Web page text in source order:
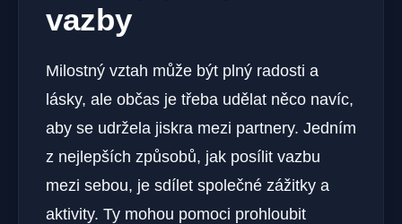
vazby
Milostný vztah může být plný radosti a
lásky, ale občas je třeba udělat něco navíc,
aby se udržela jiskra mezi partnery. Jedním
z nejlepších způsobů, jak posílit vazbu
mezi sebou, je sdílet společné zážitky a
aktivity. Ty mohou pomoci prohloubit